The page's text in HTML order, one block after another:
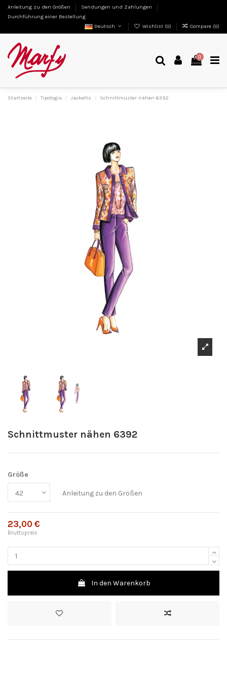
Anleitung zu den Größen
Sendungen und Zahlungen
Durchführung einer Bestellung
Deutsch
Wishlist (0) Compare (0)
0
Startseite Tipologia Jacketts Schnittmuster nähen 6392
Schnittmuster nähen 6392
Größe
Anleitung zu den Größen
23,00 €
Bruttopreis
In den Warenkorb